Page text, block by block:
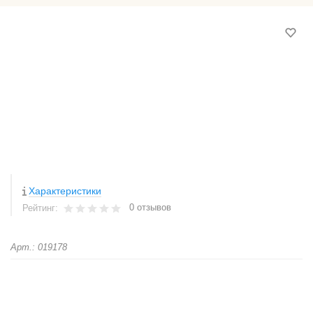
Характеристики
Рейтинг: 0 отзывов
Арт.: 019178